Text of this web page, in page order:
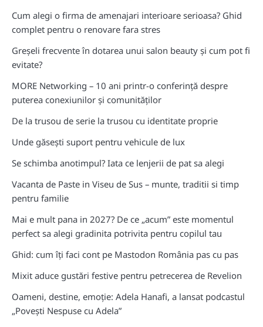
Cum alegi o firma de amenajari interioare serioasa? Ghid
complet pentru o renovare fara stres
Greșeli frecvente în dotarea unui salon beauty și cum pot fi
evitate?
MORE Networking – 10 ani printr-o conferință despre
puterea conexiunilor și comunităților
De la trusou de serie la trusou cu identitate proprie
Unde găsești suport pentru vehicule de lux
Se schimba anotimpul? Iata ce lenjerii de pat sa alegi
Vacanta de Paste in Viseu de Sus – munte, traditii si timp
pentru familie
Mai e mult pana in 2027? De ce „acum” este momentul
perfect sa alegi gradinita potrivita pentru copilul tau
Ghid: cum îți faci cont pe Mastodon România pas cu pas
Mixit aduce gustări festive pentru petrecerea de Revelion
Oameni, destine, emoție: Adela Hanafi, a lansat podcastul
„Povești Nespuse cu Adela”